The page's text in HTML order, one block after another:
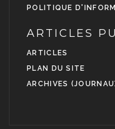
POLITIQUE
ARTICLES
ARTICLES
PLAN DU SITE
ARCHIVES